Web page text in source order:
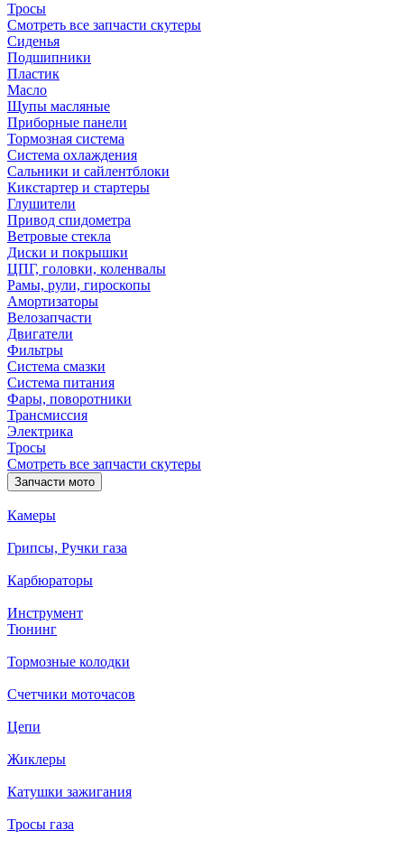
Тросы
Смотреть все запчасти скутеры
Сиденья
Подшипники
Пластик
Масло
Щупы масляные
Приборные панели
Тормозная система
Система охлаждения
Сальники и сайлентблоки
Кикстартер и стартеры
Глушители
Привод спидометра
Ветровые стекла
Диски и покрышки
ЦПГ, головки, коленвалы
Рамы, рули, гироскопы
Амортизаторы
Велозапчасти
Двигатели
Фильтры
Система смазки
Система питания
Фары, поворотники
Трансмиссия
Электрика
Тросы
Смотреть все запчасти скутеры
Запчасти мото
Камеры
Грипсы, Ручки газа
Карбюраторы
Инструмент
Тюнинг
Тормозные колодки
Счетчики моточасов
Цепи
Жиклеры
Катушки зажигания
Тросы газа